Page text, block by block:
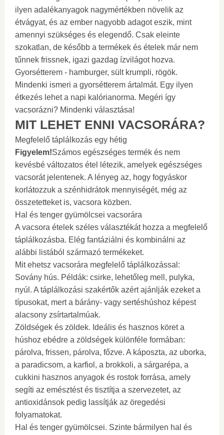
ilyen adalékanyagok nagymértékben növelik az
étvágyat, és az ember nagyobb adagot eszik, mint
amennyi szükséges és elegendő. Csak eleinte
szokatlan, de később a termékek és ételek már nem
tűnnek frissnek, igazi gazdag ízvilágot hozva.
Gyorsétterem - hamburger, sült krumpli, rögök.
Mindenki ismeri a gyorsétterem ártalmát. Egy ilyen
étkezés lehet a napi kalórianorma. Megéri így
vacsorázni? Mindenki választása!
MIT LEHET ENNI VACSORÁRA?
Megfelelő táplálkozás egy hétig
Figyelem!Számos egészséges termék és nem
kevésbé változatos étel létezik, amelyek egészséges
vacsorát jelentenek. A lényeg az, hogy fogyáskor
korlátozzuk a szénhidrátok mennyiségét, még az
összetetteket is, vacsora közben.
Hal és tenger gyümölcsei vacsorára
A vacsora ételek széles választékát hozza a megfelelő
táplálkozásba. Elég fantáziálni és kombinálni az
alábbi listából származó termékeket.
Mit ehetsz vacsorára megfelelő táplálkozással:
Sovány hús. Példák: csirke, lehetőleg mell, pulyka,
nyúl. A táplálkozási szakértők azért ajánlják ezeket a
típusokat, mert a bárány- vagy sertéshúshoz képest
alacsony zsírtartalmúak.
Zöldségek és zöldek. Ideális és hasznos köret a
húshoz ebédre a zöldségek különféle formában:
párolva, frissen, párolva, főzve. A káposzta, az uborka,
a paradicsom, a karfiol, a brokkoli, a sárgarépa, a
cukkini hasznos anyagok és rostok forrása, amely
segíti az emésztést és tisztítja a szervezetet, az
antioxidánsok pedig lassítják az öregedési
folyamatokat.
Hal és tenger gyümölcsei. Szinte bármilyen hal és